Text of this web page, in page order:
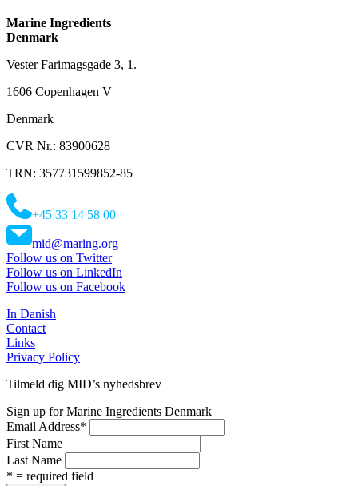
Marine Ingredients
Denmark
Vester Farimagsgade 3, 1.
1606 Copenhagen V
Denmark
CVR Nr.: 83900628
TRN: 357731599852-85
+45 33 14 58 00
mid@maring.org
Follow us on Twitter
Follow us on LinkedIn
Follow us on Facebook
In Danish
Contact
Links
Privacy Policy
Tilmeld dig MID’s nyhedsbrev
Sign up for Marine Ingredients Denmark
Email Address*
First Name
Last Name
* = required field